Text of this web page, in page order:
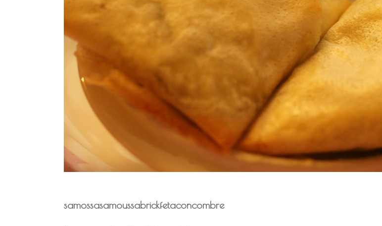
samossasamoussabrickfetaconcombre